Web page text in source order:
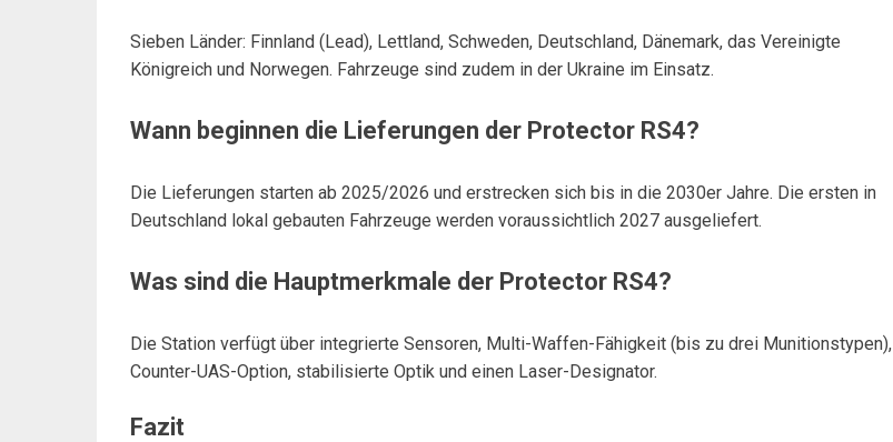
Sieben Länder: Finnland (Lead), Lettland, Schweden, Deutschland, Dänemark, das Vereinigte
Königreich und Norwegen. Fahrzeuge sind zudem in der Ukraine im Einsatz.
Wann beginnen die Lieferungen der Protector RS4?
Die Lieferungen starten ab 2025/2026 und erstrecken sich bis in die 2030er Jahre. Die ersten in
Deutschland lokal gebauten Fahrzeuge werden voraussichtlich 2027 ausgeliefert.
Was sind die Hauptmerkmale der Protector RS4?
Die Station verfügt über integrierte Sensoren, Multi-Waffen-Fähigkeit (bis zu drei Munitionstypen),
Counter-UAS-Option, stabilisierte Optik und einen Laser-Designator.
Fazit